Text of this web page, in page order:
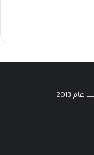
2013.